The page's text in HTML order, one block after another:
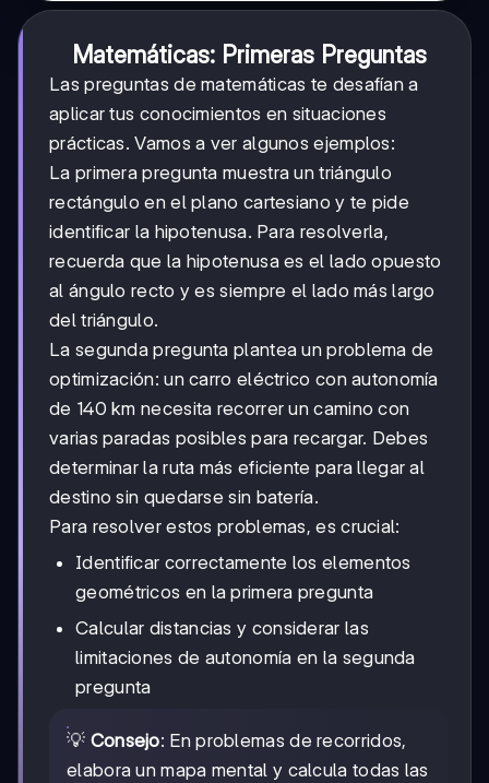
Matemáticas: Primeras Preguntas
Las preguntas de matemáticas te desafían a
aplicar tus conocimientos en situaciones
prácticas. Vamos a ver algunos ejemplos:
La primera pregunta muestra un triángulo
rectángulo en el plano cartesiano y te pide
identificar la hipotenusa. Para resolverla,
recuerda que la hipotenusa es el lado opuesto
al ángulo recto y es siempre el lado más largo
del triángulo.
La segunda pregunta plantea un problema de
optimización: un carro eléctrico con autonomía
de 140 km necesita recorrer un camino con
varias paradas posibles para recargar. Debes
determinar la ruta más eficiente para llegar al
destino sin quedarse sin batería.
Para resolver estos problemas, es crucial:
Identificar correctamente los elementos
geométricos en la primera pregunta
Calcular distancias y considerar las
limitaciones de autonomía en la segunda
pregunta
💡 Consejo: En problemas de recorridos,
elabora un mapa mental y calcula todas las